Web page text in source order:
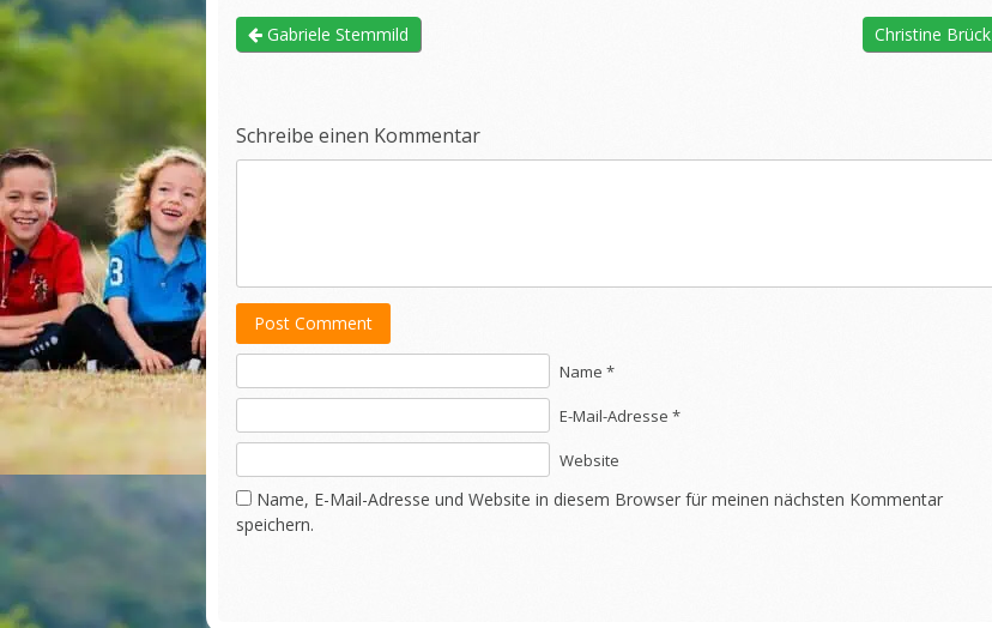
Gabriele Stemmild Christine Brück
Schreibe einen Kommentar
Post Comment
Name *
E-Mail-Adresse *
Website
Name, E-Mail-Adresse und Website in diesem Browser für meinen nächsten Kommentar
speichern.